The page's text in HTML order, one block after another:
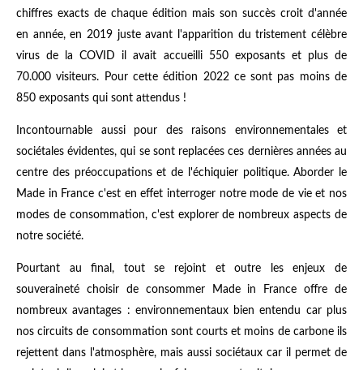
chiffres exacts de chaque édition mais son succès croit d'année
en année, en 2019 juste avant l'apparition du tristement célèbre
virus de la COVID il avait accueilli 550 exposants et plus de
70.000 visiteurs. Pour cette édition 2022 ce sont pas moins de
850 exposants qui sont attendus !
Incontournable aussi pour des raisons environnementales et
sociétales évidentes, qui se sont replacées ces dernières années au
centre des préoccupations et de l'échiquier politique. Aborder le
Made in France c'est en effet interroger notre mode de vie et nos
modes de consommation, c'est explorer de nombreux aspects de
notre société.
Pourtant au final, tout se rejoint et outre les enjeux de
souveraineté choisir de consommer Made in France offre de
nombreux avantages : environnementaux bien entendu car plus
nos circuits de consommation sont courts et moins de carbone ils
rejettent dans l'atmosphère, mais aussi sociétaux car il permet de